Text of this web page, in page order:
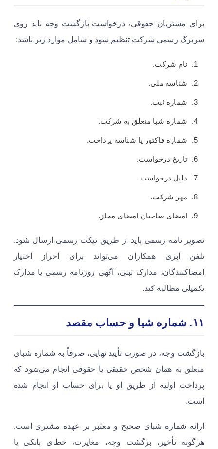
برای مشتریان حقوقی، درخواست بازگشت وجه باید روی
سربرگ رسمی شرکت تنظیم شود و شامل موارد زیر باشد:
نام شرکت.
شناسه ملی.
شماره ثبت.
شماره شبا متعلق به شرکت.
شماره فاکتور یا شناسه پرداخت.
تاریخ درخواست.
دلیل درخواست.
مهر شرکت.
امضای صاحبان امضای مجاز.
تصویر نامه رسمی باید از طریق تیکت رسمی ارسال شود.
تلفن ابری همکاران می‌تواند برای احراز اختیار
امضاکنندگان، مدارک ثبتی، آگهی روزنامه رسمی یا مدارک
تکمیلی مطالبه کند.
۱۱. شماره شبا و حساب مقصد
بازگشت وجه، در صورت تأیید نهایی، صرفاً به شماره شبای
متعلق به همان شخص حقیقی یا حقوقی انجام می‌شود که
پرداخت اولیه از طریق او یا برای حساب او انجام شده
است.
ارائه شماره شبای صحیح و معتبر بر عهده مشتری است.
هرگونه تأخیر، برگشت وجه، مغایرت، خطای بانکی یا